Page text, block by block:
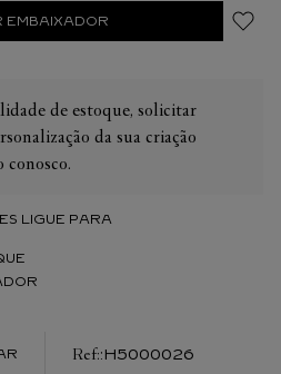
EMBAIXADOR
de estoque, solicitar
da sua criação
LIGUE PARA
:H5000026